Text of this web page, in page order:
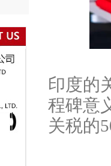
印度的
程碑意
关税的